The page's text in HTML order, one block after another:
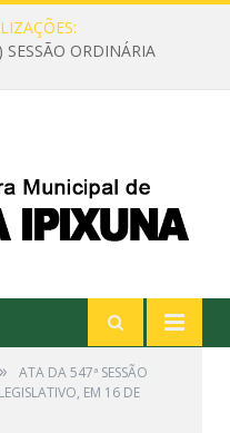
SESSÃO ORDINÁRIA
»
ATA DA 547ª SESSÃO
EM 16 DE